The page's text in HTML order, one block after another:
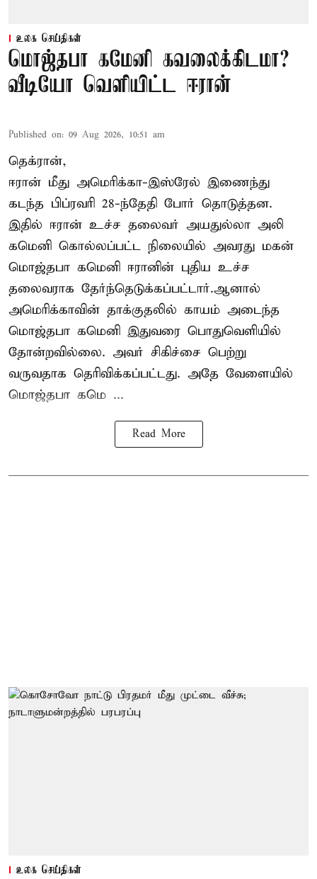
உலக செய்திகள்
மொஜ்தபா கமேனி கவலைக்கிடமா?
வீடியோ வெளியிட்ட ஈரான்
Published on: 09 Aug 2026, 10:51 am
தெக்ரான்,
ஈரான் மீது அமெரிக்கா-இஸ்ரேல் இணைந்து
கடந்த பிப்ரவரி 28-ந்தேதி போர் தொடுத்தன.
இதில் ஈரான் உச்ச தலைவர் அயதுல்லா அலி
கமெனி கொல்லப்பட்ட நிலையில் அவரது மகன்
மொஜ்தபா கமெனி ஈரானின் புதிய உச்ச
தலைவராக தேர்ந்தெடுக்கப்பட்டார்.ஆனால்
அமெரிக்காவின் தாக்குதலில் காயம் அடைந்த
மொஜ்தபா கமெனி இதுவரை பொதுவெளியில்
தோன்றவில்லை. அவர் சிகிச்சை பெற்று
வருவதாக தெரிவிக்கப்பட்டது. அதே வேளையில்
மொஜ்தபா கமெ ...
Read More
உலக செய்திகள்